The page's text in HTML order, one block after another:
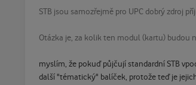
STB jsou samozřejmě pro UPC dobrý zdroj
Otázka je, za kolik ten modul (kartu) budou
myslím, že pokuď půjčují standardní STB
další "tématický" balíček, protože teď je